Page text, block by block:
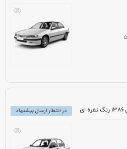
در انتظار ارسال پیشنهاد